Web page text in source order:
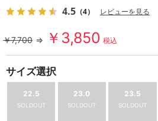
4.5 （4） レビューを見る
￥7,700 ⇒ ￥3,850 税込
サイズ選択
22.5
SOLDOUT
23.0
SOLDOUT
23.5
SOLDOUT